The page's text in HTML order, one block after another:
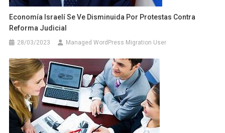
Economía Israelí Se Ve Disminuida Por Protestas Contra
Reforma Judicial
28/03/2023 Managed WordPress Migration User